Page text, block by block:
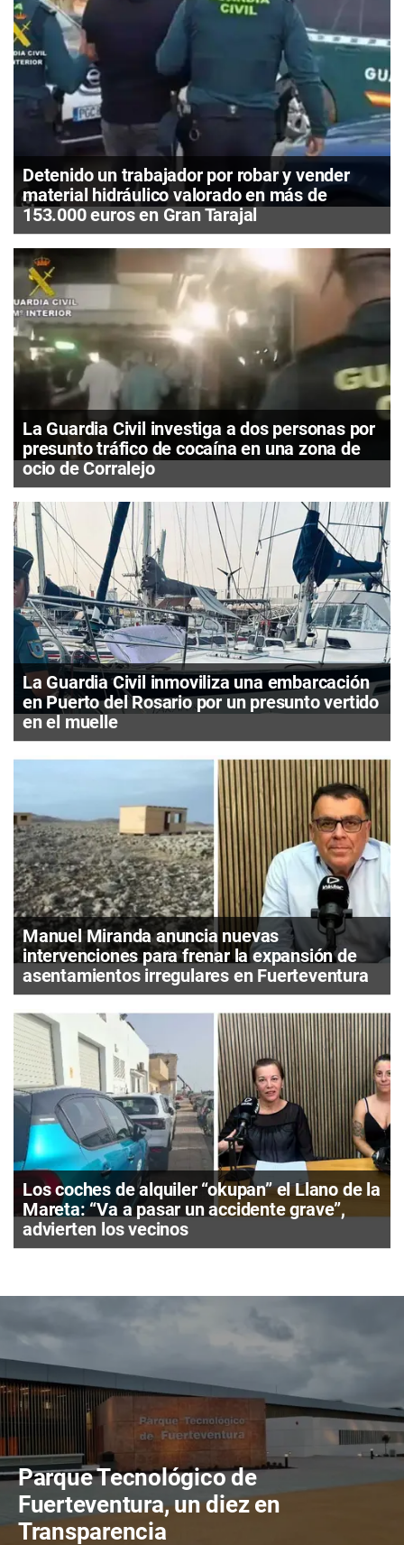
Detenido un trabajador por robar y vender
material hidráulico valorado en más de
153.000 euros en Gran Tarajal
La Guardia Civil investiga a dos personas por
presunto tráfico de cocaína en una zona de
ocio de Corralejo
La Guardia Civil inmoviliza una embarcación
en Puerto del Rosario por un presunto vertido
en el muelle
Manuel Miranda anuncia nuevas
intervenciones para frenar la expansión de
asentamientos irregulares en Fuerteventura
Los coches de alquiler “okupan” el Llano de la
Mareta: “Va a pasar un accidente grave”,
advierten los vecinos
Parque Tecnológico de
Fuerteventura, un diez en
Transparencia